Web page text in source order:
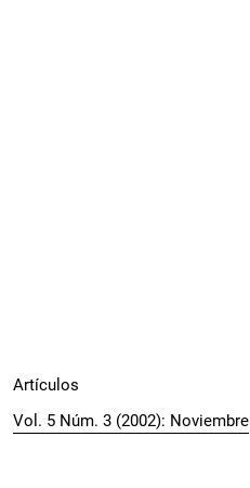
Artículos
Vol. 5 Núm. 3 (2002): Noviembre